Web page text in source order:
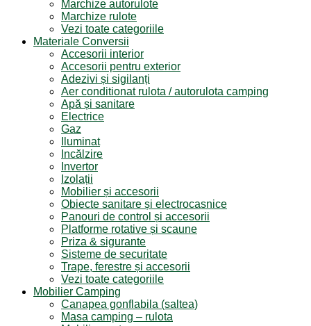
Marchize autorulote
Marchize rulote
Vezi toate categoriile
Materiale Conversii
Accesorii interior
Accesorii pentru exterior
Adezivi și sigilanți
Aer conditionat rulota / autorulota camping
Apă și sanitare
Electrice
Gaz
Iluminat
Incălzire
Invertor
Izolații
Mobilier și accesorii
Obiecte sanitare și electrocasnice
Panouri de control și accesorii
Platforme rotative și scaune
Priza & sigurante
Sisteme de securitate
Trape, ferestre și accesorii
Vezi toate categoriile
Mobilier Camping
Canapea gonflabila (saltea)
Masa camping – rulota